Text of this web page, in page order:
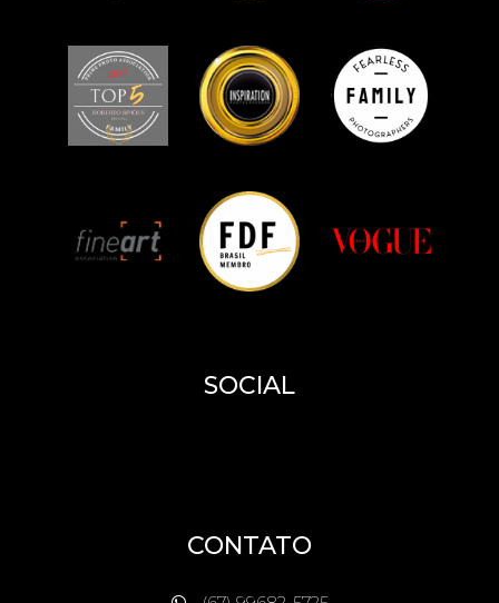
SOCIAL
CONTATO